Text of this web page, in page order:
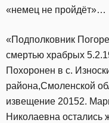
«немец не пройдёт»…
«Подполковник
смертью храбрых
Похоронен в с.
района,Смоленской
извещение 20152.
Николаевна остались